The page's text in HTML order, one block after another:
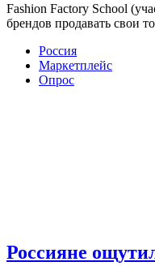
Fashion Factory School
брендов продавать свои
Россия
Маркетплейс
Опрос
Россияне